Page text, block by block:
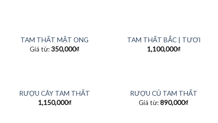
TAM THẤT MẬT ONG
Giá từ:350,000₫
TAM THẤT BẮC | TƯƠI
1,100,000₫
RƯỢU CÂY TAM THẤT
1,150,000₫
RƯỢU CỦ TAM THẤT
Giá từ:890,000₫